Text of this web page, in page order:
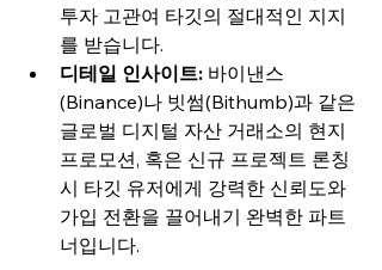
투자 고관여 타깃의 절대적인 지지
를 받습니다.
디테일 인사이트: 바이낸스
(Binance)나 빗썸(Bithumb)과 같은
글로벌 디지털 자산 거래소의 현지
프로모션, 혹은 신규 프로젝트 론칭
시 타깃 유저에게 강력한 신뢰도와
가입 전환을 끌어내기 완벽한 파트
너입니다.